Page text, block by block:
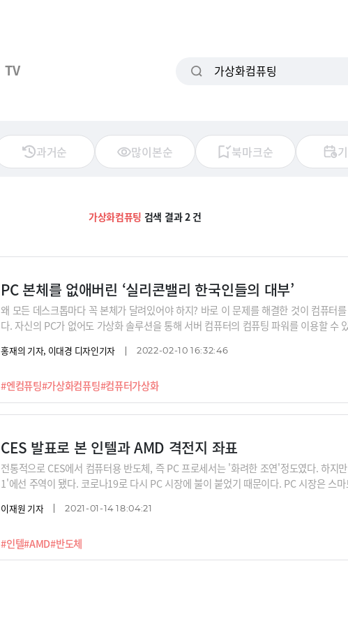
TV
과거순 많이본순 북마크순
가상화컴퓨팅 검색 결과 2 건
PC 본체를 없애버린 ‘실리콘밸리 한국인들의 대부’
#엔컴퓨팅#가상화컴퓨팅#컴퓨터가상화
왜 모든 데스크톱마다 꼭 본체가 달려있어야 하지? 바로 이 문제를 해결한 것이 컴퓨터
다. 자신의 PC가 없어도 가상화 솔루션을 통해 서버 컴퓨터의 컴퓨팅 파워를 이용할 수
창업해 나스닥에 상장시킨, 실리콘밸리 한국인들에게는 대부와 같은 분이죠.
홍재의 기자, 이대경 디자인기자 2022-02-10 16:32:46
CES 발표로 본 인텔과 AMD 격전지 좌표
#인텔#AMD#반도체
전통적으로 CES에서 컴퓨터용 반도체, 즉 PC 프로세서는 '화려한 조연'정도였다. 하지
1'에선 주역이 됐다. 코로나19로 다시 PC 시장에 불이 붙었기 때문이다. PC 시장은 스
PC 수요가 급증했다. 게임이 일상화하고, 유튜브 등 영상 플랫폼의 확대로 영상 편집 수
3% 늘어난 수치이다. 2014년 이후 6년만의 최대치다.IDC는 올해 PC 출하량은 더 늘 것
다시 감소 추세에 들어가겠지만, 여전히 매년 3억대 가량의 출하를 전망한다.라이언 리
이재원 기자 2021-01-14 18:04:21